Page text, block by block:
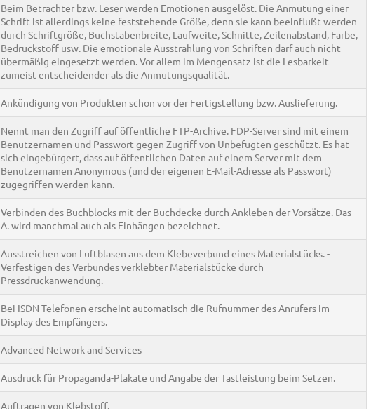
Beim Betrachter bzw. Leser werden Emotionen ausgelöst. Die Anmutung einer
Schrift ist allerdings keine feststehende Größe, denn sie kann beeinflußt werden
durch Schriftgröße, Buchstabenbreite, Laufweite, Schnitte, Zeilenabstand, Farbe,
Bedruckstoff usw. Die emotionale Ausstrahlung von Schriften darf auch nicht
übermäßig eingesetzt werden. Vor allem im Mengensatz ist die Lesbarkeit
zumeist entscheidender als die Anmutungsqualität.
Ankündigung von Produkten schon vor der Fertigstellung bzw. Auslieferung.
Nennt man den Zugriff auf öffentliche FTP-Archive. FDP-Server sind mit einem
Benutzernamen und Passwort gegen Zugriff von Unbefugten geschützt. Es hat
sich eingebürgert, dass auf öffentlichen Daten auf einem Server mit dem
Benutzernamen Anonymous (und der eigenen E-Mail-Adresse als Passwort)
zugegriffen werden kann.
Verbinden des Buchblocks mit der Buchdecke durch Ankleben der Vorsätze. Das
A. wird manchmal auch als Einhängen bezeichnet.
Ausstreichen von Luftblasen aus dem Klebeverbund eines Materialstücks. -
Verfestigen des Verbundes verklebter Materialstücke durch
Pressdruckanwendung.
Bei ISDN-Telefonen erscheint automatisch die Rufnummer des Anrufers im
Display des Empfängers.
Advanced Network and Services
Ausdruck für Propaganda-Plakate und Angabe der Tastleistung beim Setzen.
Auftragen von Klebstoff.